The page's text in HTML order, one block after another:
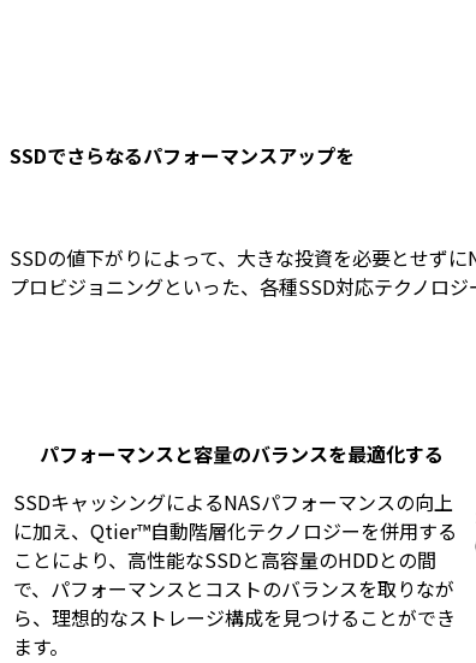
SSDでさらなるパフォーマンスアップを
SSDの値下がりによって、大きな投資を必要とせず
プロビジョニングといった、各種SSD対応テクノロ
パフォーマンスと容量のバランスを最適化する
SSDキャッシングによるNASパフォーマンスの向上
に加え、Qtier™自動階層化テクノロジーを併用する
ことにより、高性能なSSDと高容量のHDDとの間
で、パフォーマンスとコストのバランスを取りなが
ら、理想的なストレージ構成を見つけることができ
ます。